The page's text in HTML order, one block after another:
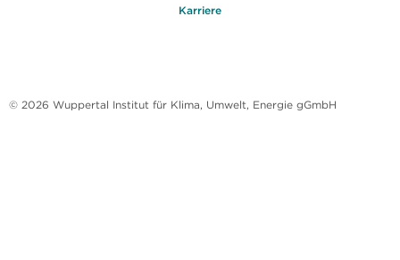
Karriere
© 2026 Wuppertal Institut für Klima, Umwelt, Energie gGmbH